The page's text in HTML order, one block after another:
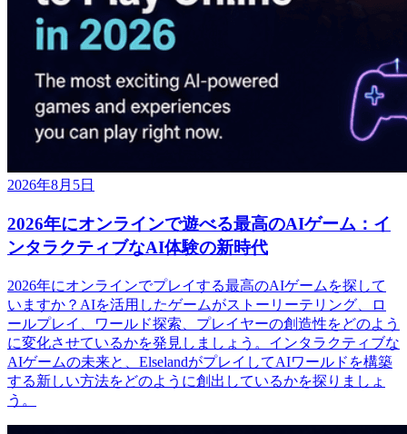
2026年8月5日
2026年にオンラインで遊べる最高のAIゲーム：イ
ンタラクティブなAI体験の新時代
2026年にオンラインでプレイする最高のAIゲームを探して
いますか？AIを活用したゲームがストーリーテリング、ロ
ールプレイ、ワールド探索、プレイヤーの創造性をどのよう
に変化させているかを発見しましょう。インタラクティブな
AIゲームの未来と、ElselandがプレイしてAIワールドを構築
する新しい方法をどのように創出しているかを探りましょ
う。